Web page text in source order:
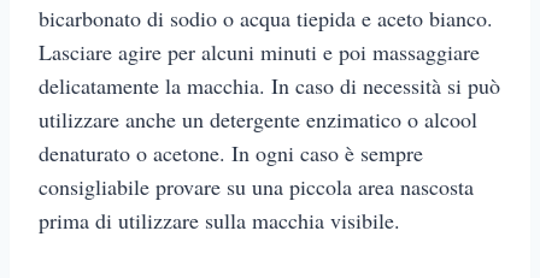
bicarbonato di sodio o acqua tiepida e aceto bianco.
Lasciare agire per alcuni minuti e poi massaggiare
delicatamente la macchia. In caso di necessità si può
utilizzare anche un detergente enzimatico o alcool
denaturato o acetone. In ogni caso è sempre
consigliabile provare su una piccola area nascosta
prima di utilizzare sulla macchia visibile.